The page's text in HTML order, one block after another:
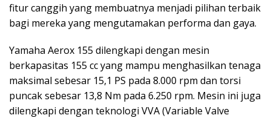
fitur canggih yang membuatnya menjadi pilihan terbaik
bagi mereka yang mengutamakan performa dan gaya.
Yamaha Aerox 155 dilengkapi dengan mesin
berkapasitas 155 cc yang mampu menghasilkan tenaga
maksimal sebesar 15,1 PS pada 8.000 rpm dan torsi
puncak sebesar 13,8 Nm pada 6.250 rpm. Mesin ini juga
dilengkapi dengan teknologi VVA (Variable Valve